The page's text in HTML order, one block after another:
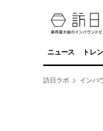
ニュース トレ
訪日ラボ インバ